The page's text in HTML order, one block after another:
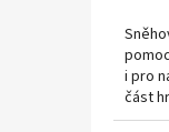
i pro
část
i...